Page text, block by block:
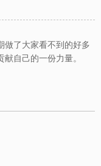
做了大家看不到的好多
自己的一份力量。